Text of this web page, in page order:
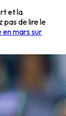
et la
pas de lire le
en mars sur